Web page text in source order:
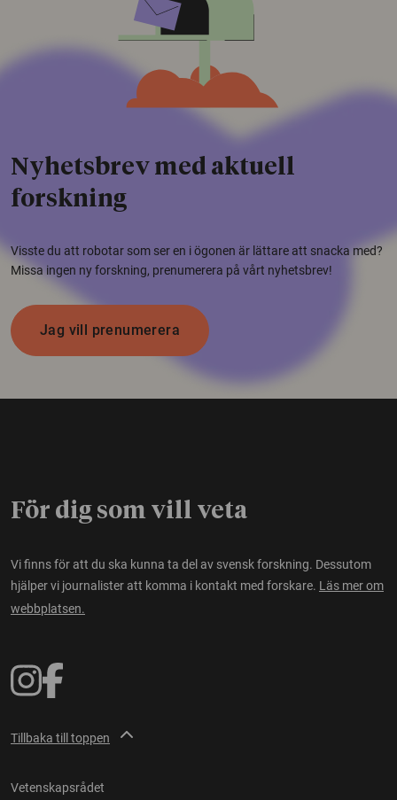
Nyhetsbrev med aktuell
forskning
Visste du att robotar som ser en i ögonen är lättare att snacka med?
Missa ingen ny forskning, prenumerera på vårt nyhetsbrev!
Jag vill prenumerera
För dig som vill veta
Vi finns för att du ska kunna ta del av svensk forskning. Dessutom
hjälper vi journalister att komma i kontakt med forskare. Läs mer om
webbplatsen.
Tillbaka till toppen
Vetenskapsrådet